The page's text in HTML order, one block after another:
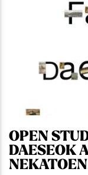
OPEN
DAESEOK